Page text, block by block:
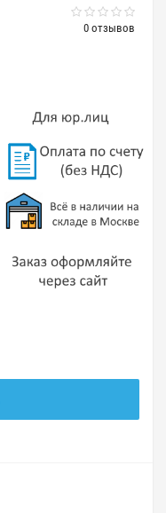
0 отзывов